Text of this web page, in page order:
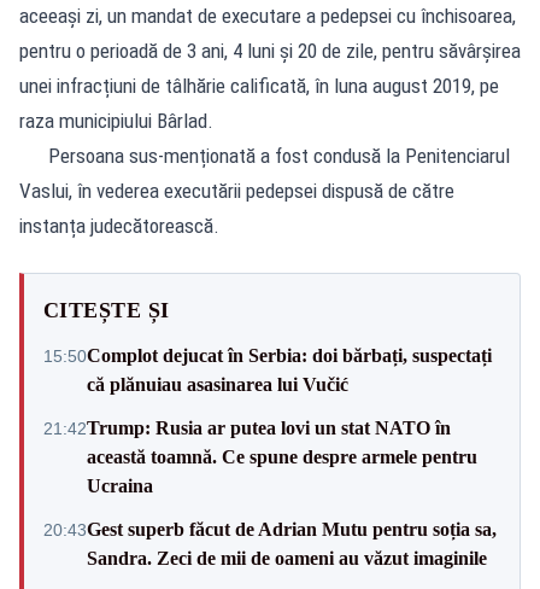
aceeași zi, un mandat de executare a pedepsei cu închisoarea,
pentru o perioadă de 3 ani, 4 luni și 20 de zile, pentru săvârșirea
unei infracțiuni de tâlhărie calificată, în luna august 2019, pe
raza municipiului Bârlad.
Persoana sus-menționată a fost condusă la Penitenciarul
Vaslui, în vederea executării pedepsei dispusă de către
instanța judecătorească.
CITEȘTE ȘI
15:50Complot dejucat în Serbia: doi bărbați, suspectați
că plănuiau asasinarea lui Vučić
21:42Trump: Rusia ar putea lovi un stat NATO în
această toamnă. Ce spune despre armele pentru
Ucraina
20:43Gest superb făcut de Adrian Mutu pentru soția sa,
Sandra. Zeci de mii de oameni au văzut imaginile